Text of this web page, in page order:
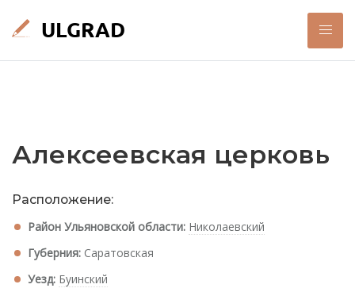
Алексеевская церковь
Расположение:
Район Ульяновской области: Николаевский
Губерния: Саратовская
Уезд: Буинский